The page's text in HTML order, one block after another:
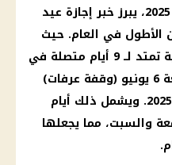
من بين المفاجآت السارة لعام 2025، يبرز خبر إجازة عيد
الأطول في العام. حيث
أعلنت الحكومة عن إجازة رسمية تمتد لــ 9 أيام متصلة في
يونيو 2025، تبدأ من يوم الجمعة 6 يونيو (وقفة عرفات)
وتستمر حتى السبت 14 يونيو 2025. ويشمل ذلك أيام
والسبت، مما يجعلها